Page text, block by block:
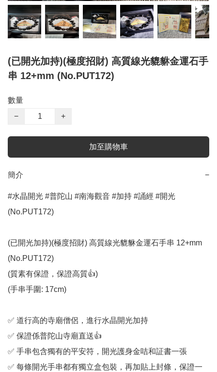
(已開光加持)(極度招財) 高質線光貔貅金運石手
串 12+mm (No.PUT172)
數量
−
+
加至購物車
簡介 −
#水晶開光 #普陀山 #南海觀音 #加持 #誦經 #開光
(No.PUT172)
(已開光加持)(極度招財) 高質線光貔貅金運石手串 12+mm
(No.PUT172)
(質素有保證，保證高質👍)
(手串手圍: 17cm)
✅️ 道行高的寺廟僧侶，進行水晶開光加持
✅️ 保證係普陀山寺廟直送👍
✅️ 手串包含獨有的平安符，開光護身金咭和証書一張
✅️ 每條開光手串都有獨立盒包裝，再加貼上封條，保證一